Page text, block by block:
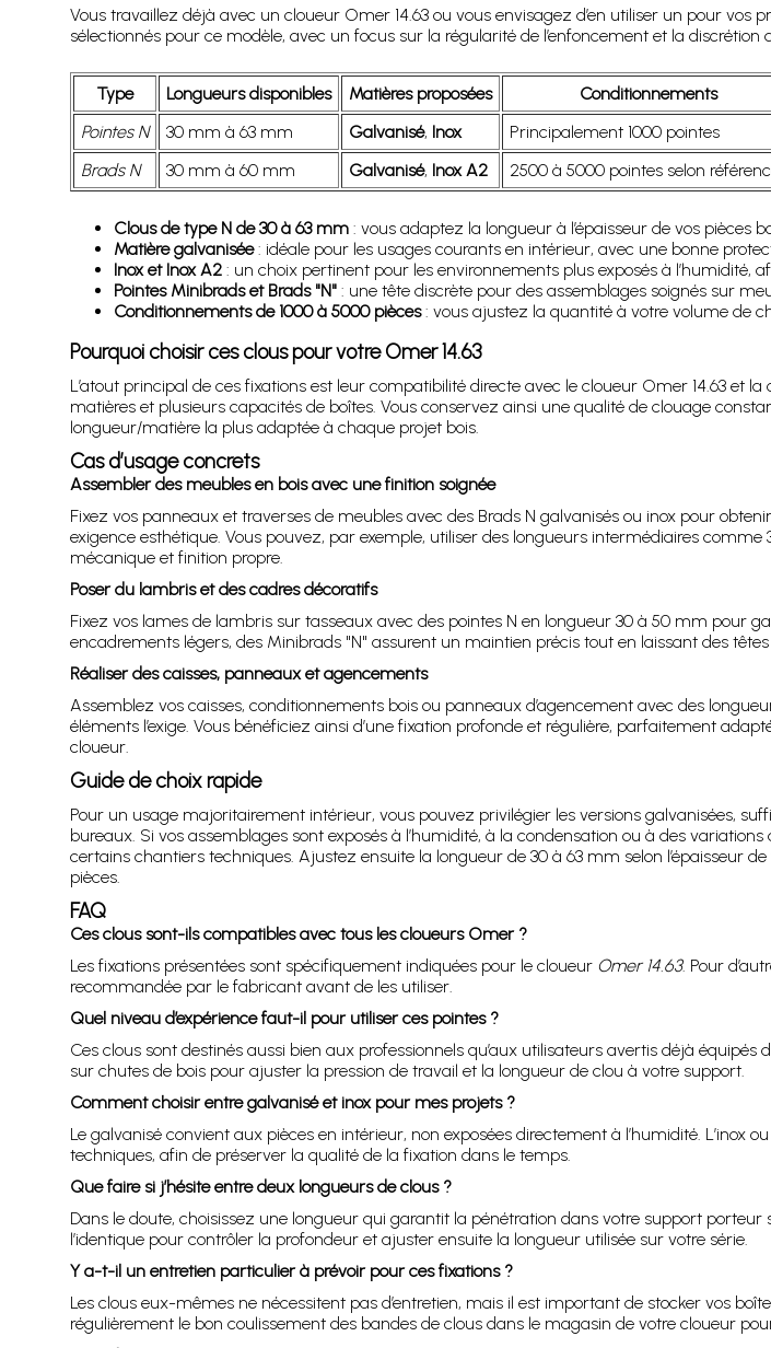
Vous travaillez déjà avec un cloueur Omer 14.63 ou vous envisagez d’en utiliser un pour vos
sélectionnés pour ce modèle, avec un focus sur la régularité de l’enfoncement et la discrétion
Type Longueurs disponibles Matières proposées
Conditionnements
Pointes N
30 mm à 63 mm Galvanisé, Inox
Principalement 1000 pointes
Brads N
30 mm à 60 mm Galvanisé, Inox A2 2500 à 5000 pointes selon
Clous de type N de 30 à 63 mm: vous adaptez la longueur à l’épaisseur de vos pièces
Matière galvanisée: idéale pour les usages courants en intérieur, avec une bonne
Inox et Inox A2: un choix pertinent pour les environnements plus exposés à l’humidité,
Pointes Minibrads et Brads "N": une tête discrète pour des assemblages soignés sur
Conditionnements de 1000 à 5000 pièces: vous ajustez la quantité à votre volume de
Pourquoi choisir ces clous pour votre Omer 14.63
L’atout principal de ces fixations est leur compatibilité directe avec le cloueur Omer 14.63 et
matières et plusieurs capacités de boîtes. Vous conservez ainsi une qualité de clouage
longueur/matière la plus adaptée à chaque projet bois.
Cas d’usage concrets
Assembler des meubles en bois avec une finition soignée
Fixez vos panneaux et traverses de meubles avec des Brads N galvanisés ou inox pour
exigence esthétique. Vous pouvez, par exemple, utiliser des longueurs intermédiaires
mécanique et finition propre.
Poser du lambris et des cadres décoratifs
Fixez vos lames de lambris sur tasseaux avec des pointes N en longueur 30 à 50 mm pour
encadrements légers, des Minibrads "N" assurent un maintien précis tout en laissant des
Réaliser des caisses, panneaux et agencements
Assemblez vos caisses, conditionnements bois ou panneaux d’agencement avec des
éléments l’exige. Vous bénéficiez ainsi d’une fixation profonde et régulière, parfaitement
cloueur.
Guide de choix rapide
Pour un usage majoritairement intérieur, vous pouvez privilégier les versions galvanisées,
bureaux. Si vos assemblages sont exposés à l’humidité, à la condensation ou à des
certains chantiers techniques. Ajustez ensuite la longueur de 30 à 63 mm selon l’épaisseur
pièces.
FAQ
Ces clous sont-ils compatibles avec tous les cloueurs Omer ?
Les fixations présentées sont spécifiquement indiquées pour le cloueur Omer 14.63. Pour
recommandée par le fabricant avant de les utiliser.
Quel niveau d’expérience faut-il pour utiliser ces pointes ?
Ces clous sont destinés aussi bien aux professionnels qu’aux utilisateurs avertis déjà
sur chutes de bois pour ajuster la pression de travail et la longueur de clou à votre support.
Comment choisir entre galvanisé et inox pour mes projets ?
Le galvanisé convient aux pièces en intérieur, non exposées directement à l’humidité. L’inox
techniques, afin de préserver la qualité de la fixation dans le temps.
Que faire si j’hésite entre deux longueurs de clous ?
Dans le doute, choisissez une longueur qui garantit la pénétration dans votre support porteur
l’identique pour contrôler la profondeur et ajuster ensuite la longueur utilisée sur votre série.
Y a-t-il un entretien particulier à prévoir pour ces fixations ?
Les clous eux-mêmes ne nécessitent pas d’entretien, mais il est important de stocker vos
régulièrement le bon coulissement des bandes de clous dans le magasin de votre cloueur